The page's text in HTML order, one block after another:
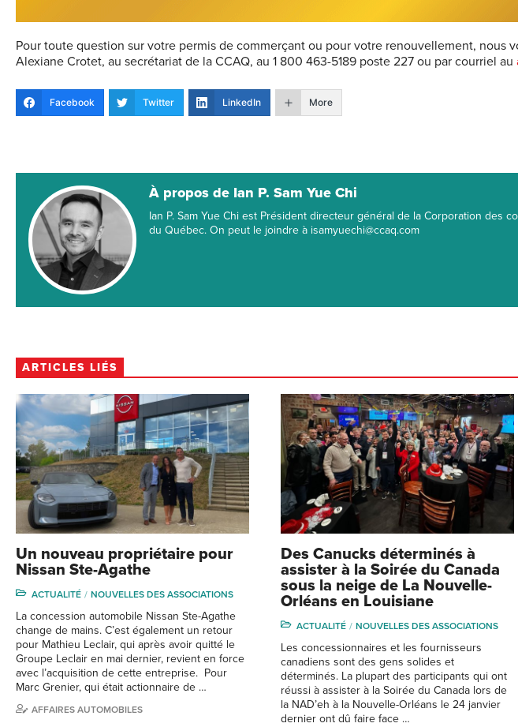
Pour toute question sur votre permis de commerçant ou pour votre renouvellement, nous
Alexiane Crotet, au secrétariat de la CCAQ, au 1 800 463-5189 poste 227 ou par courriel au
Facebook Twitter LinkedIn More
À propos de Ian P. Sam Yue Chi
Ian P. Sam Yue Chi est Président directeur général de la Corporation des
du Québec. On peut le joindre à isamyuechi@ccaq.com
ARTICLES LIÉS
Un nouveau propriétaire pour
Nissan Ste-Agathe
ACTUALITÉ NOUVELLES DES ASSOCIATIONS
La concession automobile Nissan Ste-Agathe
change de mains. C’est également un retour
pour Mathieu Leclair, qui après avoir quitté le
Groupe Leclair en mai dernier, revient en force
avec l’acquisition de cette entreprise. Pour
Marc Grenier, qui était actionnaire de …
AFFAIRES AUTOMOBILES
Des Canucks déterminés à
assister à la Soirée du Canada
sous la neige de La Nouvelle-
Orléans en Louisiane
ACTUALITÉ NOUVELLES DES ASSOCIATIONS
Les concessionnaires et les fournisseurs
canadiens sont des gens solides et
déterminés. La plupart des participants qui ont
réussi à assister à la Soirée du Canada lors de
la NAD’eh à la Nouvelle-Orléans le 24 janvier
dernier ont dû faire face …